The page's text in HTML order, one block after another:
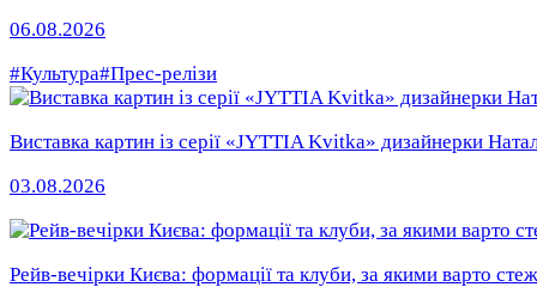
06.08.2026
#Культура#Прес-релізи
Виставка картин із серії «JYTTIA Kvitka» дизайнерки
03.08.2026
Рейв-вечірки Києва: формації та клуби, за якими варто